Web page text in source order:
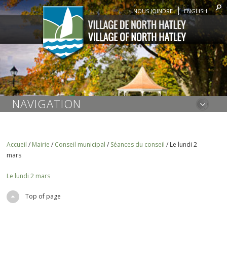
NOUS JOINDRE ENGLISH
NAVIGATION
Accueil / Mairie / Conseil municipal / Séances du conseil / Le lundi 2
mars
Le lundi 2 mars
Top of page